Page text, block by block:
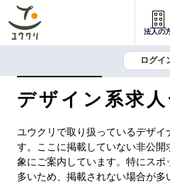
法人の
ログイ
デザイン系求人
ユウクリで取り扱っているデザ
す。ここに掲載していない非公
象にご案内しています。特にス
多いため、掲載されない場合が多